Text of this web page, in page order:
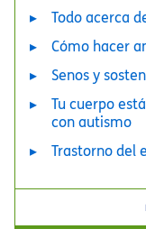
Todo acerca
Cómo hacer
Senos y
Tu cuerpo
con autismo
Trastorno del